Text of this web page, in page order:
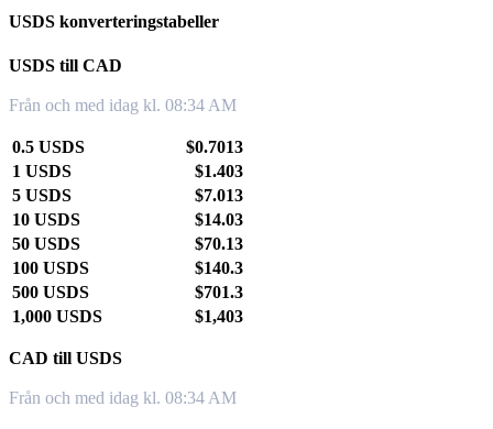
USDS konverteringstabeller
USDS till CAD
Från och med idag kl. 08:34 AM
0.5 USDS
$0.7013
1 USDS
$1.403
5 USDS
$7.013
10 USDS
$14.03
50 USDS
$70.13
100 USDS
$140.3
500 USDS
$701.3
1,000 USDS
$1,403
CAD till USDS
Från och med idag kl. 08:34 AM